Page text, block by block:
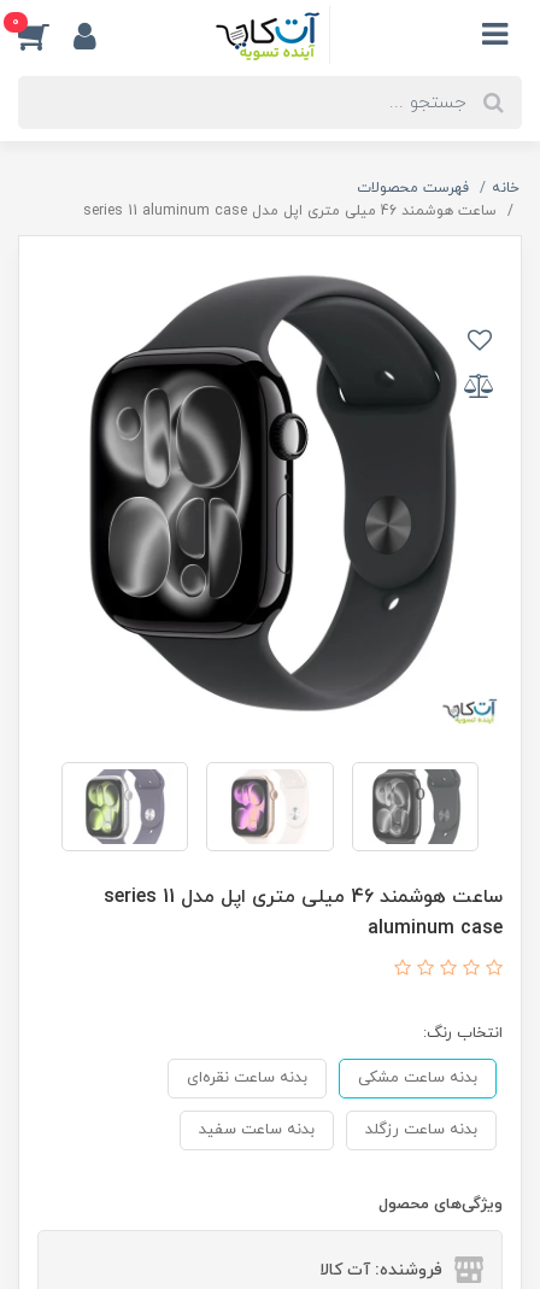
0
خانه
فهرست محصولات
ساعت هوشمند 46 میلی متری اپل مدل series 11 aluminum case
ساعت هوشمند 46 میلی متری اپل مدل series 11
aluminum case
انتخاب رنگ:
بدنه ساعت مشکی بدنه ساعت نقره‌ای
بدنه ساعت رزگلد بدنه ساعت سفید
ویژگی‌های محصول
فروشنده: آت کالا